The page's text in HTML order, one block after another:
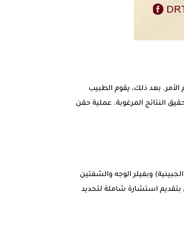
بعد ذلك، يقوم الطبيب
النتائج المرغوبة. عملية حقن
وبفيلر الوجه والشفتين
بتقديم استشارة شاملة لتحديد